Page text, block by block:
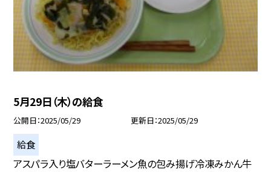
5月29日（木）の給食
公開日 2025/05/29 更新日 2025/05/29
給食
アスパラ入り塩バターラーメン魚の包み揚げ冷凍みかん牛